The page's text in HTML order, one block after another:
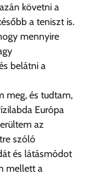
követni a
a teniszt is.
mennyire
belátni a
meg, és tudtam,
Európa
az
szóló
és látásmódot
mellett a